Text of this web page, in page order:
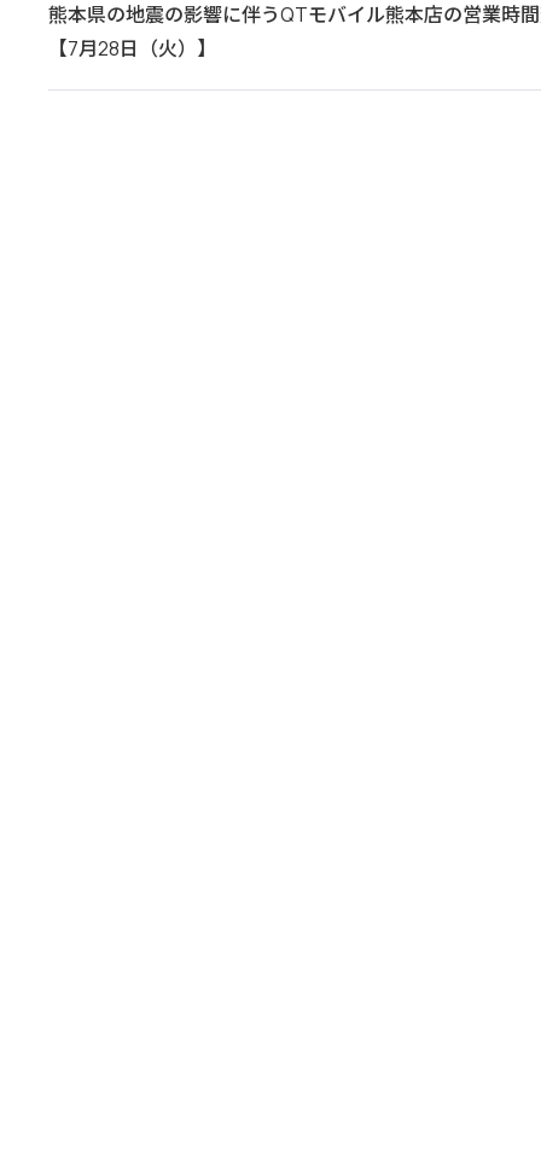
熊本県の地震の影響に伴うQTモバイル熊本店の営業時
【7月28日（火）】